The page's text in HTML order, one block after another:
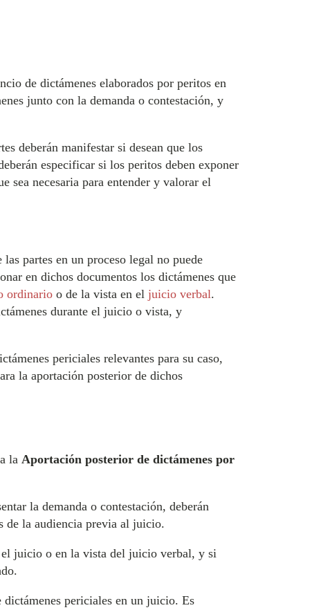
de dictámenes elaborados por peritos en
junto con la demanda o contestación, y
deberán manifestar si desean que los
especificar si los peritos deben exponer
sea necesaria para entender y valorar el
partes en un proceso legal no puede
en dichos documentos los dictámenes que
ordinario o de la vista en el juicio verbal.
durante el juicio o vista, y
periciales relevantes para su caso,
la aportación posterior de dichos
la Aportación posterior de dictámenes por
la demanda o contestación, deberán
de la audiencia previa al juicio.
el juicio o en la vista del juicio verbal, y si
periciales en un juicio. Es